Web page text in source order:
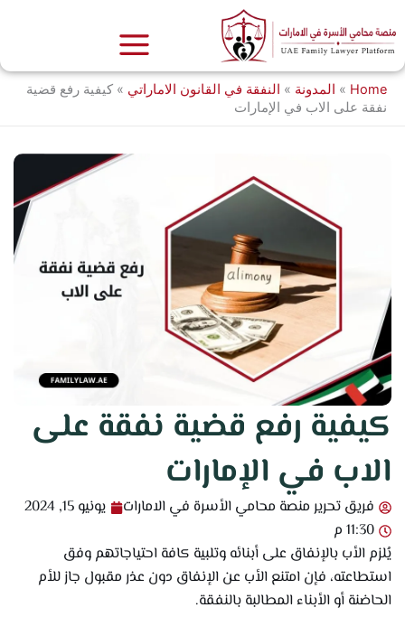
إلى
المحتوى
Home
» المدونة » النفقة في القانون الاماراتي » كيفية رفع قضية
نفقة على الاب في الإمارات
كيفية رفع قضية نفقة على
الاب في الإمارات
فريق تحرير منصة محامي الأسرة في الامارات
يونيو 15, 2024
11:30 م
يُلزم الأب بالإنفاق على أبنائه وتلبية كافة احتياجاتهم وفق
استطاعته، فإن امتنع الأب عن الإنفاق دون عذر مقبول جاز للأم
الحاضنة أو الأبناء المطالبة بالنفقة.